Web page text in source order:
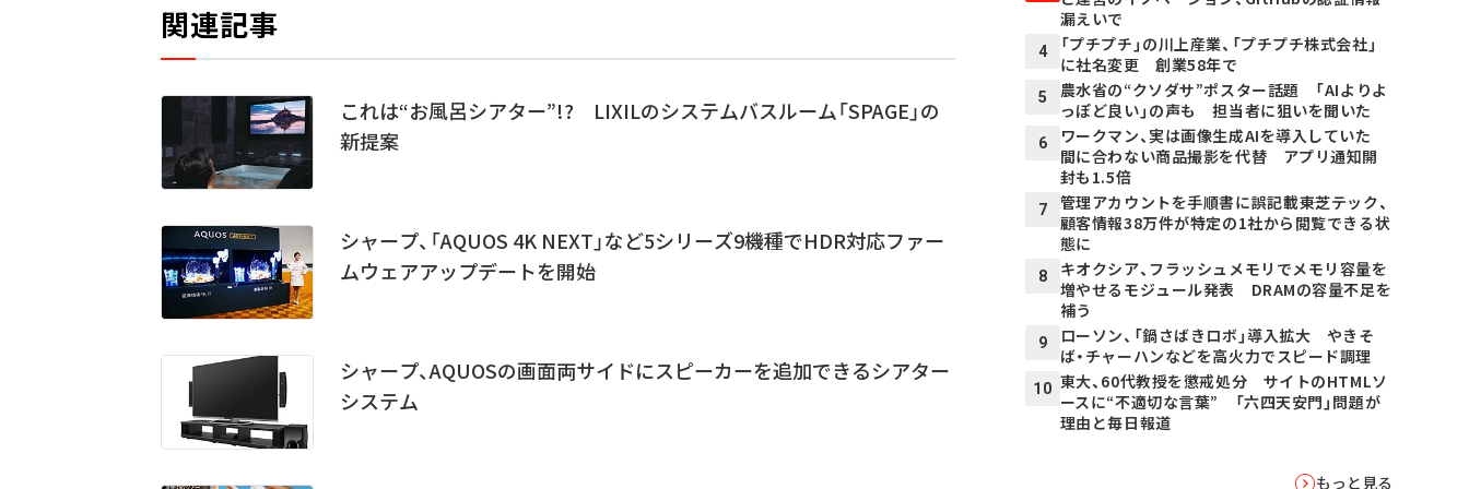
関連記事
これは“お風呂シアター”!? LIXILのシステムバスルーム「SPAGE」の
新提案
シャープ、「AQUOS 4K NEXT」など5シリーズ9機種でHDR対応ファー
ムウェアアップデートを開始
シャープ、AQUOSの画面両サイドにスピーカーを追加できるシアター
システム
漏えいで
4
「プチプチ」の川上産業、「プチプチ株式会社」
に社名変更 創業58年で
5
農水省の“クソダサ”ポスター話題 「AIよりよ
っぽど良い」の声も 担当者に狙いを聞いた
6
ワークマン、実は画像生成AIを導入していた
間に合わない商品撮影を代替 アプリ通知開
封も1.5倍
7
管理アカウントを手順書に誤記載――東芝テック、
顧客情報38万件が特定の1社から閲覧できる状
態に
8
キオクシア、フラッシュメモリでメモリ容量を
増やせるモジュール発表 DRAMの容量不足を
補う
9
ローソン、「鍋さばきロボ」導入拡大 やきそ
ば・チャーハンなどを高火力でスピード調理
10 東大、60代教授を懲戒処分 サイトのHTMLソ
ースに“不適切な言葉” 「六四天安門」問題が
理由と毎日報道
もっと見る